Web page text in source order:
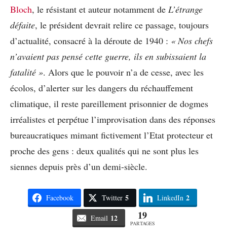
Bloch, le résistant et auteur notamment de L’étrange
défaite, le président devrait relire ce passage, toujours
d’actualité, consacré à la déroute de 1940 : « Nos chefs
n’avaient pas pensé cette guerre, ils en subissaient la
fatalité ». Alors que le pouvoir n’a de cesse, avec les
écolos, d’alerter sur les dangers du réchauffement
climatique, il reste pareillement prisonnier de dogmes
irréalistes et perpétue l’improvisation dans des réponses
bureaucratiques mimant fictivement l’Etat protecteur et
proche des gens : deux qualités qui ne sont plus les
siennes depuis près d’un demi-siècle.
Facebook Twitter 5 LinkedIn 2
Email 12 19
PARTAGES